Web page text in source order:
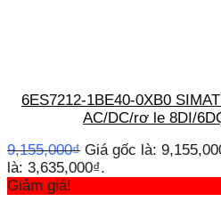
6ES7212-1BE40-0XB0
AC/DC/rơ le 8DI/
9,155,000₫ Giá gốc là:
là: 3,635,000₫.
Giảm giá!